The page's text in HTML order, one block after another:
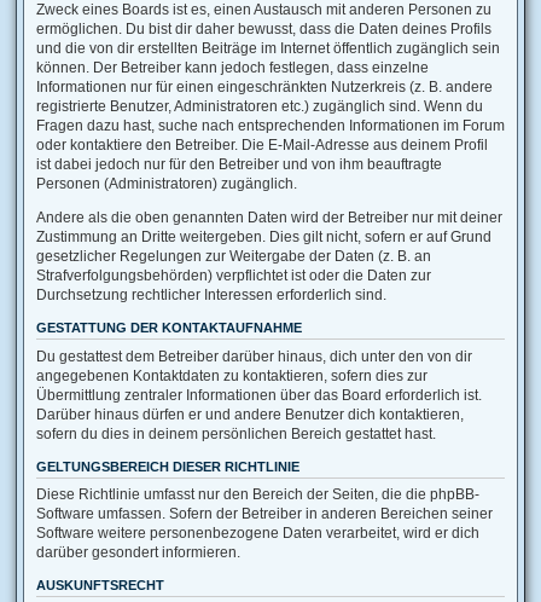
Zweck eines Boards ist es, einen Austausch mit anderen Personen zu
ermöglichen. Du bist dir daher bewusst, dass die Daten deines Profils
und die von dir erstellten Beiträge im Internet öffentlich zugänglich sein
können. Der Betreiber kann jedoch festlegen, dass einzelne
Informationen nur für einen eingeschränkten Nutzerkreis (z. B. andere
registrierte Benutzer, Administratoren etc.) zugänglich sind. Wenn du
Fragen dazu hast, suche nach entsprechenden Informationen im Forum
oder kontaktiere den Betreiber. Die E-Mail-Adresse aus deinem Profil
ist dabei jedoch nur für den Betreiber und von ihm beauftragte
Personen (Administratoren) zugänglich.
Andere als die oben genannten Daten wird der Betreiber nur mit deiner
Zustimmung an Dritte weitergeben. Dies gilt nicht, sofern er auf Grund
gesetzlicher Regelungen zur Weitergabe der Daten (z. B. an
Strafverfolgungsbehörden) verpflichtet ist oder die Daten zur
Durchsetzung rechtlicher Interessen erforderlich sind.
GESTATTUNG DER KONTAKTAUFNAHME
Du gestattest dem Betreiber darüber hinaus, dich unter den von dir
angegebenen Kontaktdaten zu kontaktieren, sofern dies zur
Übermittlung zentraler Informationen über das Board erforderlich ist.
Darüber hinaus dürfen er und andere Benutzer dich kontaktieren,
sofern du dies in deinem persönlichen Bereich gestattet hast.
GELTUNGSBEREICH DIESER RICHTLINIE
Diese Richtlinie umfasst nur den Bereich der Seiten, die die phpBB-
Software umfassen. Sofern der Betreiber in anderen Bereichen seiner
Software weitere personenbezogene Daten verarbeitet, wird er dich
darüber gesondert informieren.
AUSKUNFTSRECHT